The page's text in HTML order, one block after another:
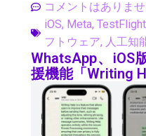
コメントはありま
iOS, Meta, TestFlight
フトウェア, 人工知
WhatsApp、iOS
援機能「Writing